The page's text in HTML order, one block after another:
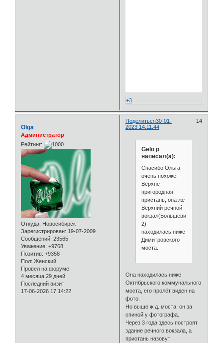
+3
Поделиться 14
30-01-
2023 14:11:44
Olga
Администратор
Рейтинг:
Откуда: Новосибирск
Зарегистрирован: 19-07-2009
Сообщений: 23565
Уважение: +9768
Позитив: +9358
Пол: Женский
Провел на форуме:
4 месяца 29 дней
Последний визит:
17-06-2026 17:14:22
Gelo p
написал(а):
Спасибо Ольга,
очень похоже!
Верхне-
пригородная
пристань, она же
Верхний речной
вокзал(Большевистская
2)
находилась ниже
Димитровского
моста.
Она находилась ниже
Октябрьского коммунального
моста, его пролёт виден на
фото.
Но выше ж.д. моста, он за
спиной у фотографа.
Через 3 года здесь построят
здание речного вокзала, а
пристань назовут